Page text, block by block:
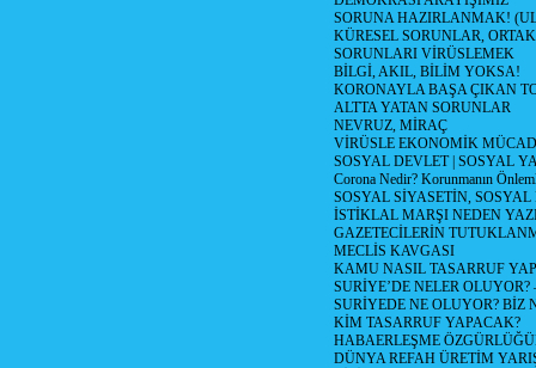
SORUNA HAZIRLANMAK!
KÜRESEL SORUNLAR,
SORUNLARI VİRÜSLEMEK
BİLGİ, AKIL, BİLİM YOKSA!
KORONAYLA BAŞA ÇIKAN
ALTTA YATAN SORUNLAR
NEVRUZ, MİRAÇ
VİRÜSLE EKONOMİK
SOSYAL DEVLET | SOSYAL
Corona Nedir? Korunmanın
SOSYAL SİYASETİN,
İSTİKLAL MARŞI NEDEN
GAZETECİLERİN
MECLİS KAVGASI
KAMU NASIL TASARRUF
SURİYE’DE NELER OLUYOR?
SURİYEDE NE OLUYOR? BİZ
KİM TASARRUF YAPACAK?
HABAERLEŞME
DÜNYA REFAH ÜRETİM